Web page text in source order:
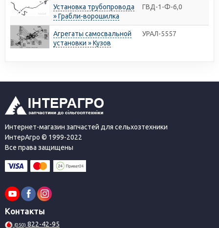
Установка трубопровода
» Грабли-ворошилка
ГВД-1-Ф-6,0
Агрегаты самосвальной
установки » Кузов
УРАЛ-5557
Интернет-магазин запчастей для сельхозтехники
ИнтерАгро © 1999-2022
Все права защищены
Контакты
(050) 822-42-95